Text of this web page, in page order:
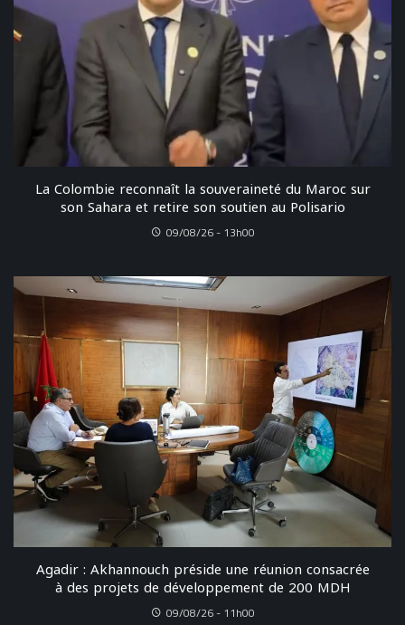
La Colombie reconnaît la souveraineté du Maroc sur
son Sahara et retire son soutien au Polisario
09/08/26 - 13h00
Agadir : Akhannouch préside une réunion consacrée
à des projets de développement de 200 MDH
09/08/26 - 11h00